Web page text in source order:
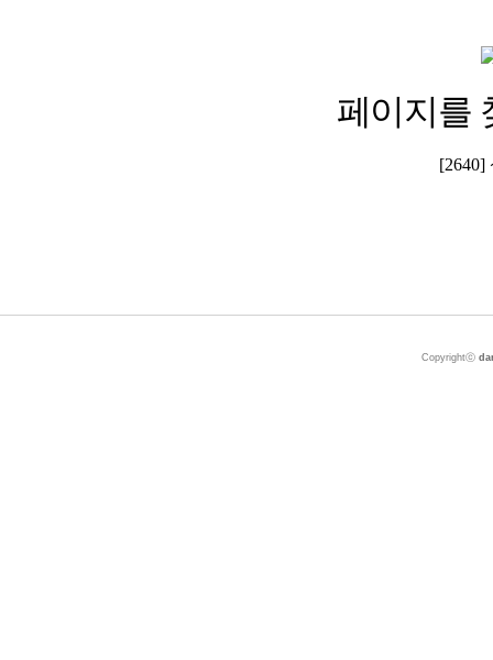
페이지를
[2640]
Copyrightⓒ